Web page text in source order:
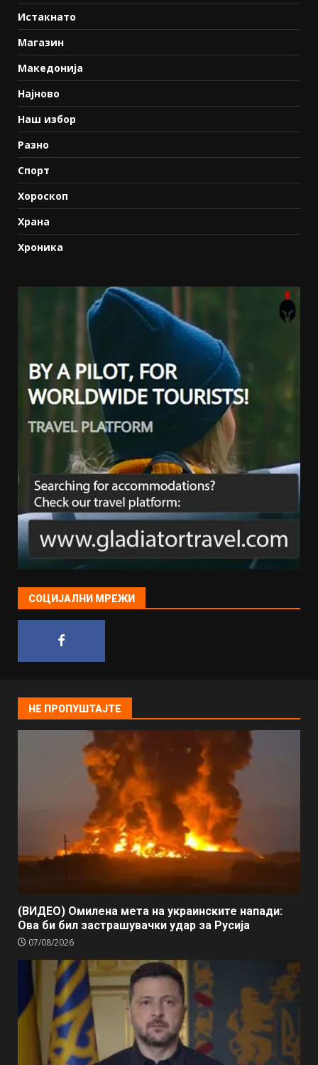
Истакнато
Магазин
Македонија
Најново
Наш избор
Разно
Спорт
Хороскоп
Храна
Хроника
СОЦИЈАЛНИ МРЕЖИ
НЕ ПРОПУШТАЈТЕ
(ВИДЕО) Омилена мета на украинските напади:
Ова би бил застрашувачки удар за Русија
07/08/2026